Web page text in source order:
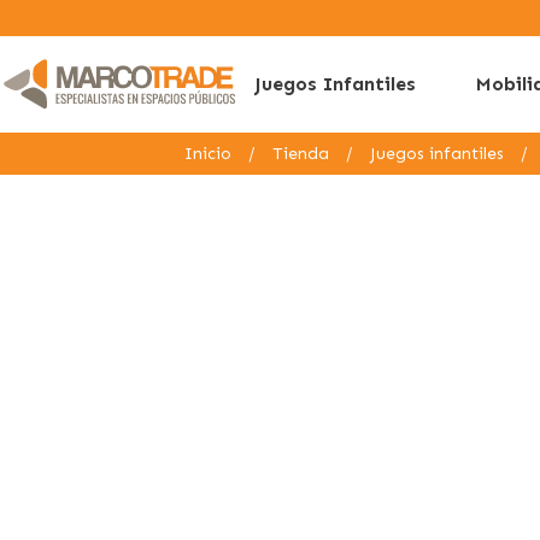
Juegos Infantiles
Inicio / Tienda / Juegos infantiles /